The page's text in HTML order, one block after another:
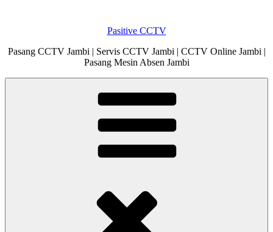
Pasitive CCTV
Pasang CCTV Jambi | Servis CCTV Jambi | CCTV Online Jambi |
Pasang Mesin Absen Jambi